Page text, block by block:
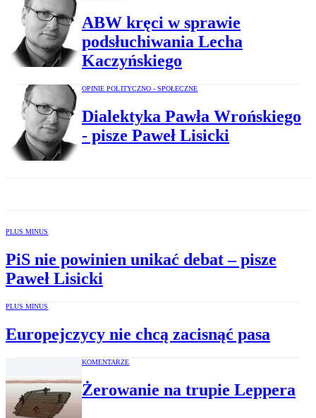
ABW kręci w sprawie
podsłuchiwania Lecha
Kaczyńskiego
OPINIE POLITYCZNO - SPOŁECZNE
Dialektyka Pawła Wrońskiego
- pisze Paweł Lisicki
PLUS MINUS
PiS nie powinien unikać debat – pisze
Paweł Lisicki
PLUS MINUS
Europejczycy nie chcą zacisnąć pasa
KOMENTARZE
Żerowanie na trupie Leppera